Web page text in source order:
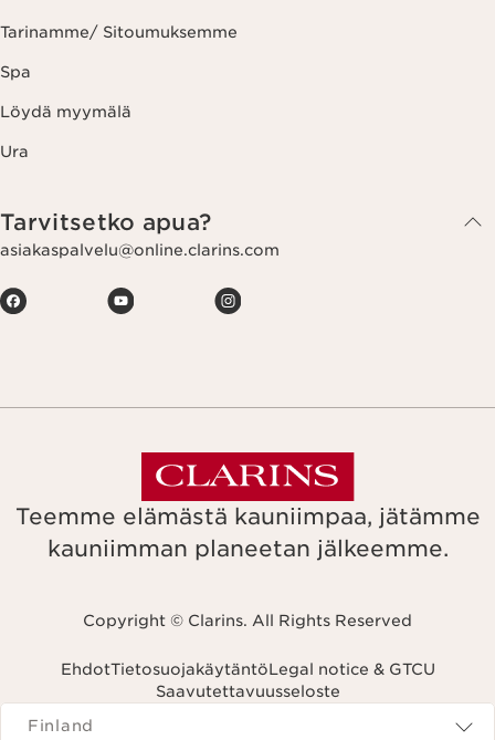
Tarinamme/ Sitoumuksemme
Spa
Löydä myymälä
Ura
Tarvitsetko apua?
asiakaspalvelu@online.clarins.com
Teemme elämästä kauniimpaa, jätämme
kauniimman planeetan jälkeemme.
Copyright © Clarins. All Rights Reserved
EhdotTietosuojakäytäntöLegal notice & GTCU
Saavutettavuusseloste
Navigates to
Finland